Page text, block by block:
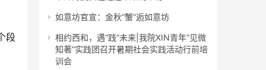
段
如意坊官宣：金秋“蟹”逅如意坊
相约西和，遇“践”未来|我院XIN青年“见微
知著”实践团召开暑期社会实践活动行前培
训会